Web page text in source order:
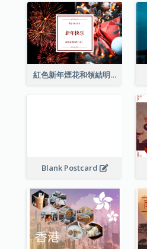
紅色新年煙花和領結明信片
Blank Postcard